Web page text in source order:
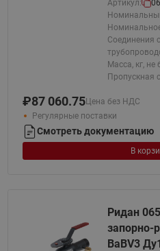
Артикул:
Соединения с
Масса, кг, не
Пропускная
₽87 060.75Цена без НДС
Регулярные поставки
Смотреть документацию
В
Ридан
запорно-
BaBV3